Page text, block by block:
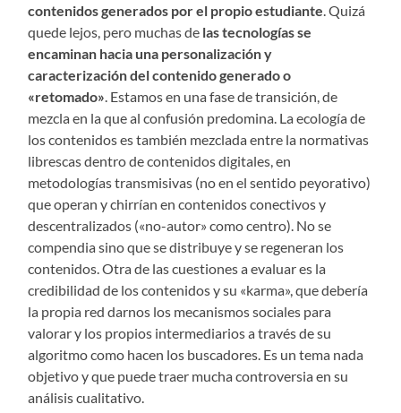
contenidos generados por el propio estudiante . Quizá
quede lejos, pero muchas de las tecnologías se
encaminan hacia una personalización y
caracterización del contenido generado o
«retomado» . Estamos en una fase de transición, de
mezcla en la que al confusión predomina. La ecología de
los contenidos es también mezclada entre la normativas
librescas dentro de contenidos digitales, en
metodologías transmisivas (no en el sentido peyorativo)
que operan y chirrían en contenidos conectivos y
descentralizados («no-autor» como centro). No se
compendia sino que se distribuye y se regeneran los
contenidos. Otra de las cuestiones a evaluar es la
credibilidad de los contenidos y su «karma», que debería
la propia red darnos los mecanismos sociales para
valorar y los propios intermediarios a través de su
algoritmo como hacen los buscadores. Es un tema nada
objetivo y que puede traer mucha controversia en su
análisis cualitativo.